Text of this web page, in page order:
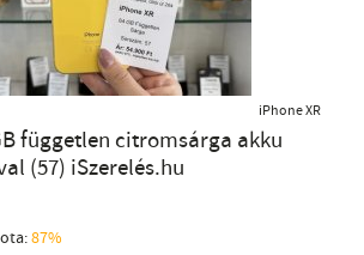
iPhone XR
független citromsárga akku
(57) iSzerelés.hu
87%